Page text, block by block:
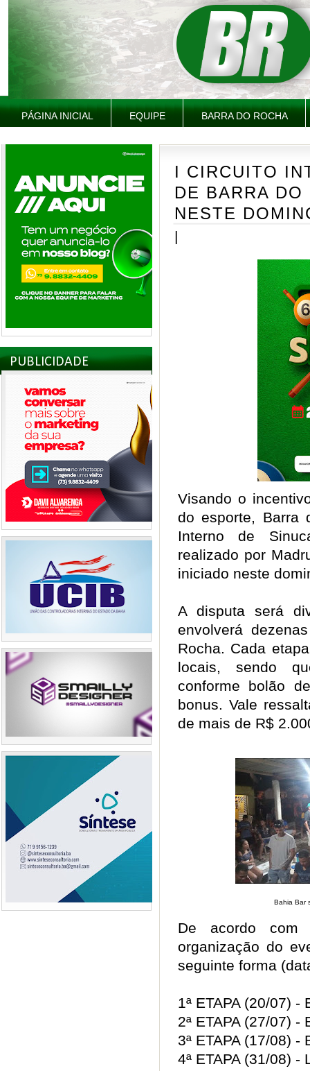
PÁGINA INICIAL EQUIPE BARRA DO ROCHA
PUBLICIDADE
I CIRCUITO
DE BARRA
NESTE
|
Visando o
do esporte, Barra
Interno de
realizado por
iniciado neste
A disputa será
envolverá
Rocha. Cada
locais, sendo
conforme bolão
bonus. Vale
de mais de R$
Bahia Bar
De acordo com
organização do
seguinte forma
1ª ETAPA (20/07)
2ª ETAPA (27/07)
3ª ETAPA (17/08)
4ª ETAPA (31/08)